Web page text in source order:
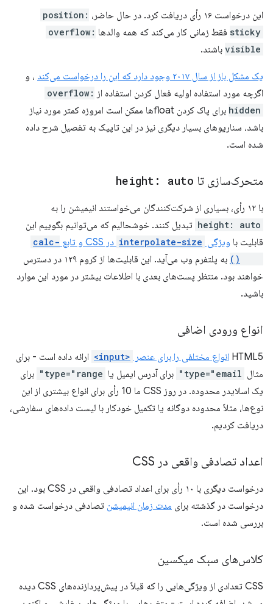
این درخواست ۱۶ رأی دریافت کرد. در حال حاضر،
position:
sticky فقط زمانی کار می‌کند که همه والدها overflow:
visible باشند.
یک مشکل باز از سال ۲۰۱۷ وجود دارد که این را درخواست می‌کند
، و
اگرچه مورد استفاده اولیه فعال کردن استفاده از overflow:
hidden
برای پاک کردن floatها ممکن است امروزه کمتر مورد نیاز
باشد، سناریوهای بسیار دیگری نیز در این تاپیک به تفصیل شرح داده
شده است.
متحرک‌سازی تا height: auto
با ۱۲ رأی، بسیاری از شرکت‌کنندگان می‌خواستند انیمیشن را به
height: auto تبدیل کنند. خوشحالیم که می‌توانیم بگوییم این
قابلیت با ویژگی interpolate-size در CSS و تابع
calc-
به پلتفرم وب می‌آید. این قابلیت‌ها از کروم ۱۲۹ در دسترس
خواهند بود. منتظر پست‌های بعدی با اطلاعات بیشتر در مورد این موارد
باشید.
انواع ورودی اضافی
HTML5 انواع مختلفی را برای عنصر <input>
ارائه داده است - برای
مثال type="email" برای آدرس ایمیل یا type="range"
برای
یک اسلایدر محدوده. در روز CSS ما 10 رأی برای انواع بیشتری از این
نوع‌ها، مثلاً محدوده دوگانه یا تکمیل خودکار با لیست داده‌های سفارشی،
دریافت کردیم.
اعداد تصادفی واقعی در CSS
درخواست دیگری با ۱۰ رأی برای اعداد تصادفی واقعی در CSS بود. این
درخواست در گذشته برای مدت زمان انیمیشن تصادفی درخواست شده و
بررسی شده است.
کلاس‌های سبک میکسین
CSS تعدادی از ویژگی‌هایی را که قبلاً در پیش‌پردازنده‌های CSS دیده